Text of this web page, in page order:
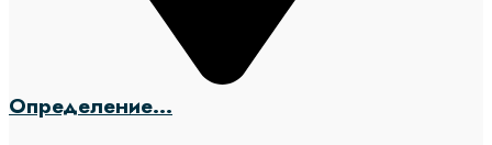
Определение...